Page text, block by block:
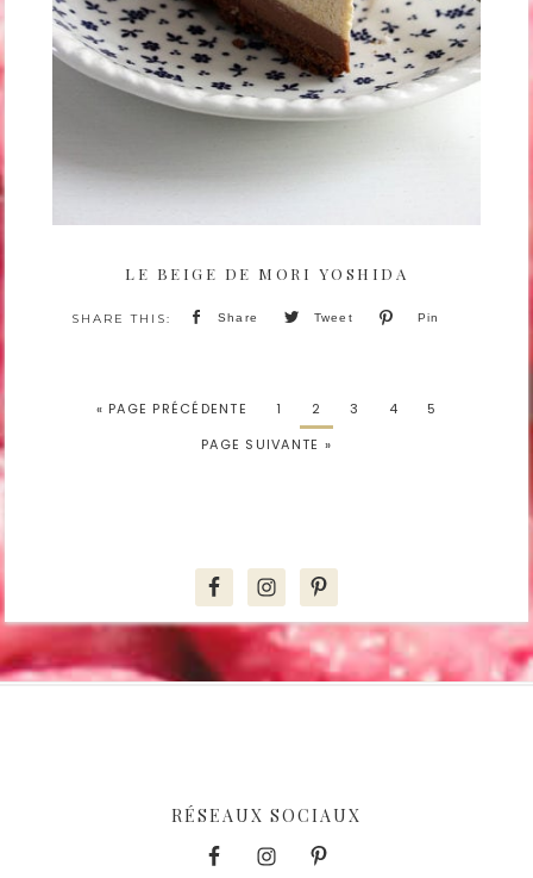
LE BEIGE DE MORI YOSHIDA
Share Tweet Pin
« PAGE PRÉCÉDENTE 1 2 3 4
5
PAGE SUIVANTE »
RÉSEAUX SOCIAUX